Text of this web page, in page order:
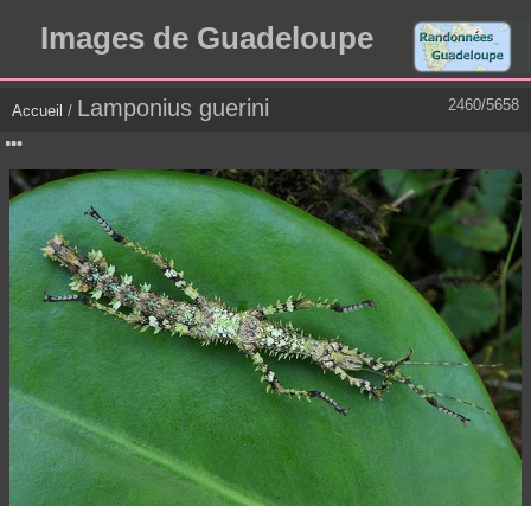
Images de Guadeloupe
2460/5658
Accueil / Lamponius guerini